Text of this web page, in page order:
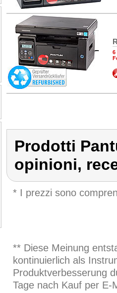
6
Prodotti
opinioni,
* I prezzi sono
** Diese Meinung
kontinuierlich als
Produktverbesserung
Tage nach Kauf per E-